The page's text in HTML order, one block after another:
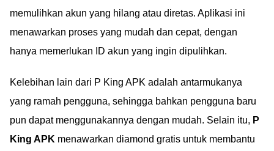
memulihkan akun yang hilang atau diretas. Aplikasi ini
menawarkan proses yang mudah dan cepat, dengan
hanya memerlukan ID akun yang ingin dipulihkan.
Kelebihan lain dari P King APK adalah antarmukanya
yang ramah pengguna, sehingga bahkan pengguna baru
pun dapat menggunakannya dengan mudah. Selain itu, P
King APK menawarkan diamond gratis untuk membantu